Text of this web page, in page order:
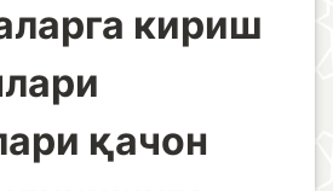
кириш
қачон